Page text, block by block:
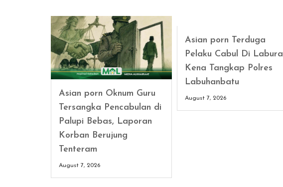
Asian porn Oknum Guru
Tersangka Pencabulan di
Palupi Bebas, Laporan
Korban Berujung
Tenteram
August 7, 2026
Asian porn Terduga
Pelaku Cabul Di Labura
Kena Tangkap Polres
Labuhanbatu
August 7, 2026